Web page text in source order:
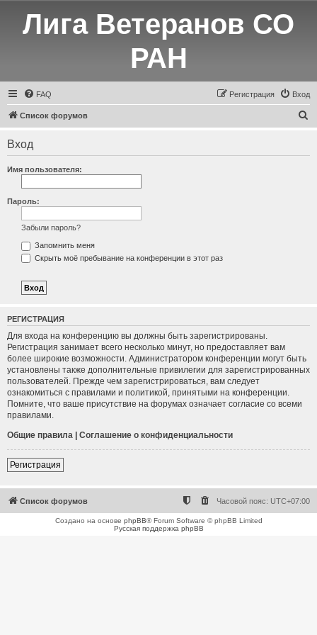
Лига Ветеранов СО
РАН
FAQ Вход
Регистрация
Список форумов
Вход
Имя пользователя:
Пароль:
Забыли пароль?
Запомнить меня
Скрыть моё пребывание на конференции в этот раз
РЕГИСТРАЦИЯ
Для входа на конференцию вы должны быть зарегистрированы.
Регистрация занимает всего несколько минут, но предоставляет вам
более широкие возможности. Администратором конференции могут быть
установлены также дополнительные привилегии для зарегистрированных
пользователей. Прежде чем зарегистрироваться, вам следует
ознакомиться с правилами и политикой, принятыми на конференции.
Помните, что ваше присутствие на форумах означает согласие со всеми
правилами.
Общие правила | Соглашение о конфиденциальности
Регистрация
Список форумов Часовой пояс: UTC+07:00
Создано на основе phpBB® Forum Software © phpBB Limited
Русская поддержка phpBB